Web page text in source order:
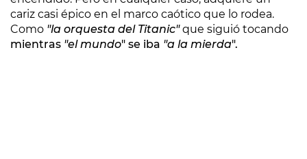
cariz casi épico en el marco caótico que lo rodea.
Como "la orquesta del Titanic"que siguió tocando
mientras "el mundo" se iba "a la mierda".